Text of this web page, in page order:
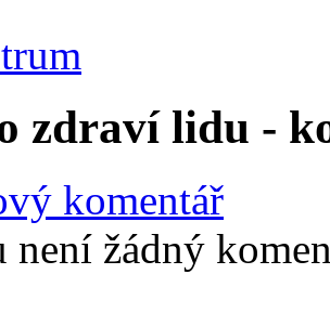
zdraví lidu -
komentář
není žádný